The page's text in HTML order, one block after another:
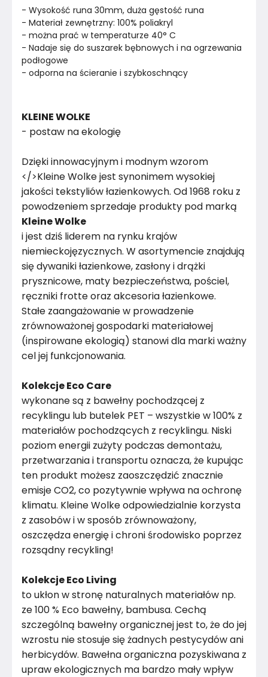
- Wysokość runa 30mm, duża gęstość runa
- Materiał zewnętrzny: 100% poliakryl
- można prać w temperaturze 40° C
- Nadaje się do suszarek bębnowych i na ogrzewania
podłogowe
- odporna na ścieranie i szybkoschnący
KLEINE WOLKE
- postaw na ekologię
Dzięki innowacyjnym i modnym wzorom
</>Kleine Wolke jest synonimem wysokiej
jakości tekstyliów łazienkowych. Od 1968 roku z
powodzeniem sprzedaje produkty pod marką
Kleine Wolke
i jest dziś liderem na rynku krajów
niemieckojęzycznych. W asortymencie znajdują
się dywaniki łazienkowe, zasłony i drążki
prysznicowe, maty bezpieczeństwa, pościel,
ręczniki frotte oraz akcesoria łazienkowe.
Stałe zaangażowanie w prowadzenie
zrównoważonej gospodarki materiałowej
(inspirowane ekologią) stanowi dla marki ważny
cel jej funkcjonowania.
Kolekcje Eco Care
wykonane są z bawełny pochodzącej z
recyklingu lub butelek PET – wszystkie w 100% z
materiałów pochodzących z recyklingu. Niski
poziom energii zużyty podczas demontażu,
przetwarzania i transportu oznacza, że ​​kupując
ten produkt możesz zaoszczędzić znacznie
emisje CO2, co pozytywnie wpływa na ochronę
klimatu. Kleine Wolke odpowiedzialnie korzysta
z zasobów i w sposób zrównoważony,
oszczędza energię i chroni środowisko poprzez
rozsądny recykling!
Kolekcje Eco Living
to ukłon w stronę naturalnych materiałów np.
ze 100 % Eco bawełny, bambusa. Cechą
szczególną bawełny organicznej jest to, że do jej
wzrostu nie stosuje się żadnych pestycydów ani
herbicydów. Bawełna organiczna pozyskiwana z
upraw ekologicznych ma bardzo mały wpływ